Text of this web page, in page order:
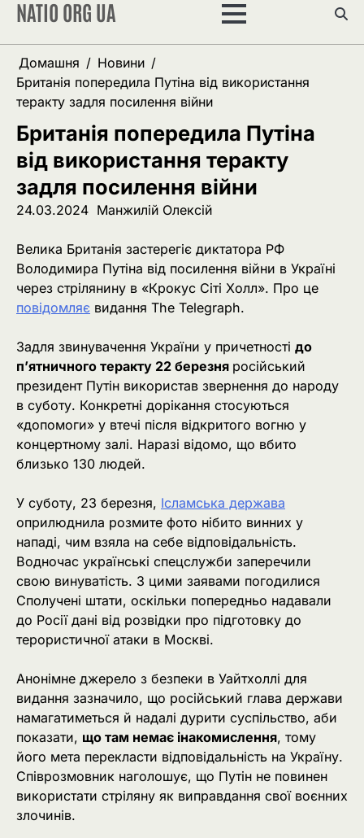
Перейти
вмісту
NATIO ORG UA
Домашня
Новини
Британія попередила Путіна від використання
теракту задля посилення війни
Британія попередила Путіна
від використання теракту
задля посилення війни
24.03.2024 Манжилій Олексій
Велика Британія застерегіє диктатора РФ
Володимира Путіна від посилення війни в Україні
через стрілянину в «Крокус Сіті Холл». Про це
повідомляє видання The Telegraph.
Задля звинувачення України у причетності до
п’ятничного теракту 22 березня російський
президент Путін використав звернення до народу
в суботу. Конкретні дорікання стосуються
«допомоги» у втечі після відкритого вогню у
концертному залі. Наразі відомо, що вбито
близько 130 людей.
У суботу, 23 березня, Ісламська держава
оприлюднила розмите фото нібито винних у
нападі, чим взяла на себе відповідальність.
Водночас українські спецслужби заперечили
свою винуватість. З цими заявами погодилися
Сполучені штати, оскільки попередньо надавали
до Росії дані від розвідки про підготовку до
терористичної атаки в Москві.
Анонімне джерело з безпеки в Уайтхоллі для
видання зазначило, що російський глава держави
намагатиметься й надалі дурити суспільство, аби
показати, що там немає інакомислення, тому
його мета перекласти відповідальність на Україну.
Співрозмовник наголошує, що Путін не повинен
використати стріляну як виправдання свої воєнних
злочинів.